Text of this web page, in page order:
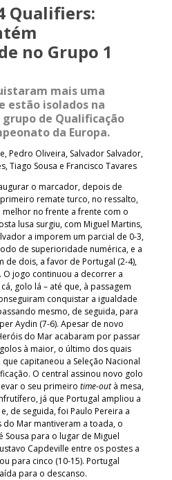
Qualifiers:
no Grupo 1
mais uma
estão isolados na
de Qualificação
da Europa.
Pedro Oliveira, Salvador Salvador,
Tiago Sousa e Francisco Tavares
o marcador, depois de
remate turco, no ressalto,
melhor no frente a frente com o
lusa surgiu, com Miguel Martins,
a imporem um parcial de 0-3,
de superioridade numérica, e a
de dois, a favor de Portugal (2-4),
jogo continuou a decorrer a
golo lá – até que, à passagem
conquistar a igualdade
mesmo, de seguida, para
Aydin (7-6). Apesar de novo
do Mar acabaram por passar
à maior, o último dos quais
capitaneou a Seleção Nacional
O central assinou novo golo
o seu primeiro time-outà mesa,
já que Portugal ampliou a
de seguida, foi Paulo Pereira a
Mar mantiveram a toada, o
para o lugar de Miguel
Capdeville entre os postes a
para cinco (10-15). Portugal
para o descanso.